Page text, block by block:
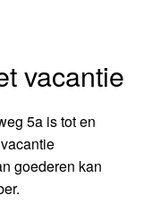
vacantie
5a is tot en
goederen kan